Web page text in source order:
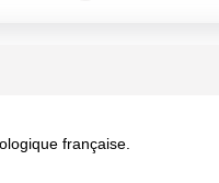
française.